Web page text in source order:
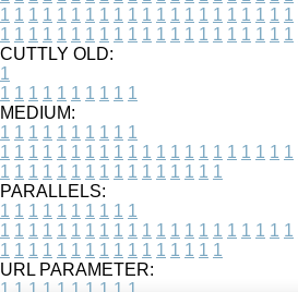
1 1 1 1 1 1 1 1 1 1 1 1 1 1 1 1 1 1 1 1 1
1 1 1 1 1 1 1 1 1 1 1 1 1 1 1 1 1 1 1 1 1
CUTTLY OLD:
1
1 1 1 1 1 1 1 1 1 1
MEDIUM:
1 1 1 1 1 1 1 1 1 1
1 1 1 1 1 1 1 1 1 1 1 1 1 1 1 1 1 1 1 1 1
1 1 1 1 1 1 1 1 1 1 1 1 1 1 1 1
PARALLELS:
1 1 1 1 1 1 1 1 1 1
1 1 1 1 1 1 1 1 1 1 1 1 1 1 1 1 1 1 1 1 1
1 1 1 1 1 1 1 1 1 1 1 1 1 1 1 1
URL PARAMETER: